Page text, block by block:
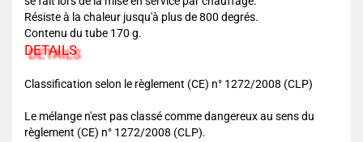
Résiste à la chaleur jusqu'à plus de 800 degrés.
Contenu du tube 170 g.
DETAILS
Classification selon le règlement (CE) n° 1272/2008 (CLP)
Le mélange n'est pas classé comme dangereux au sens du
règlement (CE) n° 1272/2008 (CLP).